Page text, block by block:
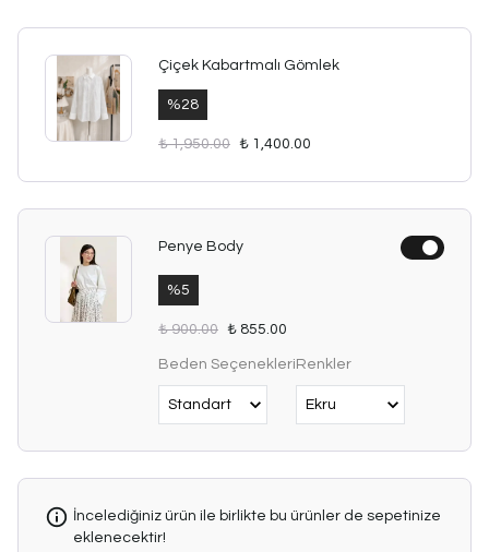
Çiçek Kabartmalı Gömlek
%28
₺ 1,950.00 ₺ 1,400.00
Penye Body
%5
₺ 900.00 ₺ 855.00
Beden SeçenekleriRenkler
İncelediğiniz ürün ile birlikte bu ürünler de sepetinize
eklenecektir!